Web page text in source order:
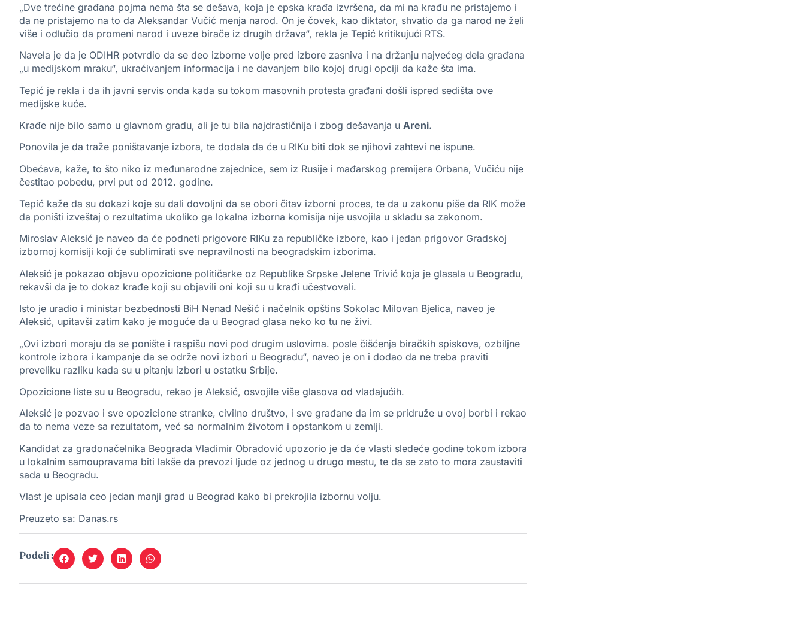
„Dve trećine građana pojma nema šta se dešava, koja je epska krađa izvršena, da mi na krađu ne pristajemo i
da ne pristajemo na to da Aleksandar Vučić menja narod. On je čovek, kao diktator, shvatio da ga narod ne želi
više i odlučio da promeni narod i uveze birače iz drugih država“, rekla je Tepić kritikujući RTS.
Navela je da je ODIHR potvrdio da se deo izborne volje pred izbore zasniva i na držanju najvećeg dela građana
„u medijskom mraku“, ukraćivanjem informacija i ne davanjem bilo kojoj drugi opciji da kaže šta ima.
Tepić je rekla i da ih javni servis onda kada su tokom masovnih protesta građani došli ispred sedišta ove
medijske kuće.
Krađe nije bilo samo u glavnom gradu, ali je tu bila najdrastičnija i zbog dešavanja u Areni.
Ponovila je da traže poništavanje izbora, te dodala da će u RIKu biti dok se njihovi zahtevi ne ispune.
Obećava, kaže, to što niko iz međunarodne zajednice, sem iz Rusije i mađarskog premijera Orbana, Vučiću nije
čestitao pobedu, prvi put od 2012. godine.
Tepić kaže da su dokazi koje su dali dovoljni da se obori čitav izborni proces, te da u zakonu piše da RIK može
da poništi izveštaj o rezultatima ukoliko ga lokalna izborna komisija nije usvojila u skladu sa zakonom.
Miroslav Aleksić je naveo da će podneti prigovore RIKu za republičke izbore, kao i jedan prigovor Gradskoj
izbornoj komisiji koji će sublimirati sve nepravilnosti na beogradskim izborima.
Aleksić je pokazao objavu opozicione političarke oz Republike Srpske Jelene Trivić koja je glasala u Beogradu,
rekavši da je to dokaz krađe koji su objavili oni koji su u krađi učestvovali.
Isto je uradio i ministar bezbednosti BiH Nenad Nešić i načelnik opštins Sokolac Milovan Bjelica, naveo je
Aleksić, upitavši zatim kako je moguće da u Beograd glasa neko ko tu ne živi.
„Ovi izbori moraju da se ponište i raspišu novi pod drugim uslovima. posle čišćenja biračkih spiskova, ozbiljne
kontrole izbora i kampanje da se održe novi izbori u Beogradu“, naveo je on i dodao da ne treba praviti
preveliku razliku kada su u pitanju izbori u ostatku Srbije.
Opozicione liste su u Beogradu, rekao je Aleksić, osvojile više glasova od vladajućih.
Aleksić je pozvao i sve opozicione stranke, civilno društvo, i sve građane da im se pridruže u ovoj borbi i rekao
da to nema veze sa rezultatom, već sa normalnim životom i opstankom u zemlji.
Kandidat za gradonačelnika Beograda Vladimir Obradović upozorio je da će vlasti sledeće godine tokom izbora
u lokalnim samoupravama biti lakše da prevozi ljude oz jednog u drugo mestu, te da se zato to mora zaustaviti
sada u Beogradu.
Vlast je upisala ceo jedan manji grad u Beograd kako bi prekrojila izbornu volju.
Preuzeto sa: Danas.rs
Podeli :